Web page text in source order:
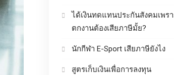
ได้เงินทดแทนประกันสังคมเพร
ตกงานต้องเสียภาษีมั้ย?
นักกีฬา E-Sport เสียภาษียังไง
สูตรเก็บเงินเพื่อการลงทุน